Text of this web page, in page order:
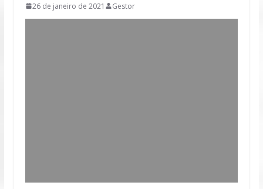
26 de janeiro de 2021 Gestor